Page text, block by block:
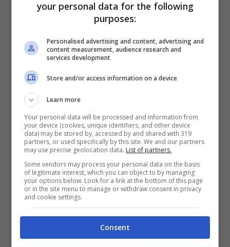
nel giorno del suo compleanno, grave
l’amico
Coppia trovata morta in un
appartamento: è giallo sulle cause
Incidente in scooter: morto padre di due
bambine
Avrebbe impugnato un
moglie e al cane, poi avrebbe rivolto l’arma,
legalmente detenuta, contro sé stesso e si è
tolto la vita. Questa la tragedia che si sarebbe
your personal data for the following
purposes:
Personalised advertising and content, advertising and
content measurement, audience research and
services development
Store and/or access information on a device
Learn more
Your personal data will be processed and information from
your device (cookies, unique identifiers, and other device
data) may be stored by, accessed by and shared with 319
partners, or used specifically by this site. We and our partners
may use precise geolocation data. List of partners.
Some vendors may process your personal data on the basis
of legitimate interest, which you can object to by managing
your options below. Look for a link at the bottom of this page
or in the site menu to manage or withdraw consent in privacy
and cookie settings.
Consent